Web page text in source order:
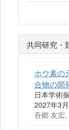
共同研究・
ホウ素の
合物の開
日本学術
2027年3月
吾郷 友宏